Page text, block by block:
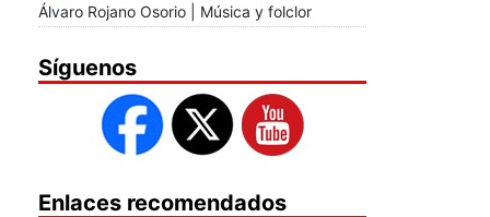
Álvaro Rojano Osorio | Música y folclor
Síguenos
Enlaces recomendados